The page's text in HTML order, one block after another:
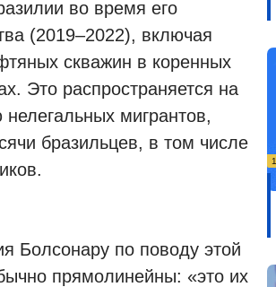
во время его
(2019–2022), включая
скважин в коренных
Это распространяется на
мигрантов,
бразильцев, в том числе
Болсонару по поводу этой
прямолинейны: «это их